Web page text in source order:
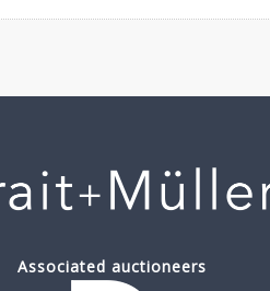
Associated auctioneers